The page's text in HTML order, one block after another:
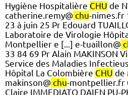
Hygiène Hospitalière CHU de
catherine.remy@ chu-nimes.fr
23 à juin 25 Pr Edouard
Laboratoire de Virologie
Montpellier e [...] e-tuaillon@
33 84 69 Pr Alain MAKINSON
Service des Maladies
Hôpital La Colombière CHU de
makinson@ chu-montpellier.fr
Claire IMMEDIATO DAIEN PU-